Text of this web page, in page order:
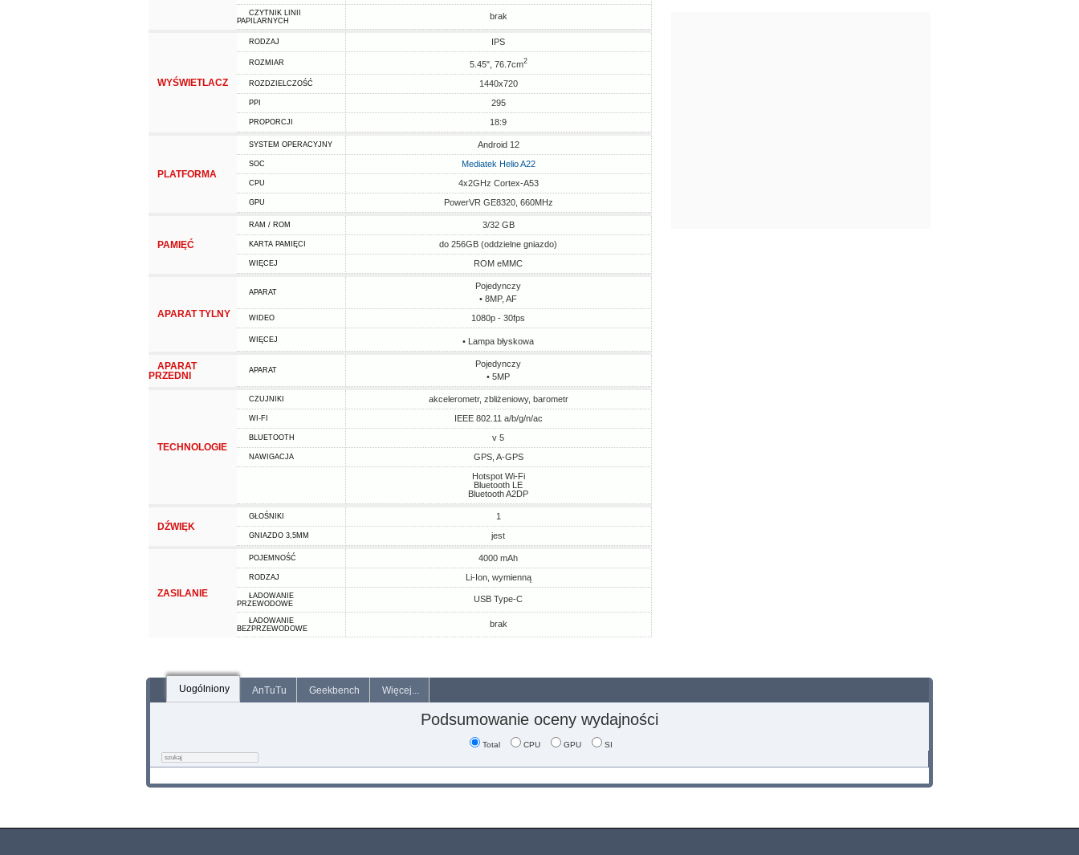
CZYTNIK LINII
PAPILARNYCH
brak
WYŚWIETLACZ
RODZAJ IPS
ROZMIAR 5.45", 76.7cm2
ROZDZIELCZOŚĆ 1440x720
PPI 295
PROPORCJI 18:9
PLATFORMA
SYSTEM OPERACYJNY Android 12
SOC Mediatek Helio A22
CPU 4x2GHz Cortex-A53
GPU PowerVR GE8320, 660MHz
PAMIĘĆ
RAM / ROM 3/32 GB
KARTA PAMIĘCI do 256GB (oddzielne gniazdo)
WIĘCEJ ROM eMMC
APARAT TYLNY
APARAT
Pojedynczy
• 8MP, AF
WIDEO 1080p - 30fps
WIĘCEJ • Lampa błyskowa
APARAT
PRZEDNI
APARAT
Pojedynczy
• 5MP
TECHNOLOGIE
CZUJNIKI akcelerometr, zbliżeniowy, barometr
WI-FI IEEE 802.11 a/b/g/n/ac
BLUETOOTH v 5
NAWIGACJA
GPS, A-GPS
Hotspot Wi-Fi
Bluetooth LE
Bluetooth A2DP
DŹWIĘK
GŁOŚNIKI 1
GNIAZDO 3,5MM jest
ZASILANIE
POJEMNOŚĆ 4000 mAh
RODZAJ Li-Ion, wymienną
ŁADOWANIE
PRZEWODOWE
USB Type-C
ŁADOWANIE
BEZPRZEWODOWE
brak
Uogólniony AnTuTu Geekbench Więcej...
Podsumowanie oceny wydajności
Total CPU GPU SI